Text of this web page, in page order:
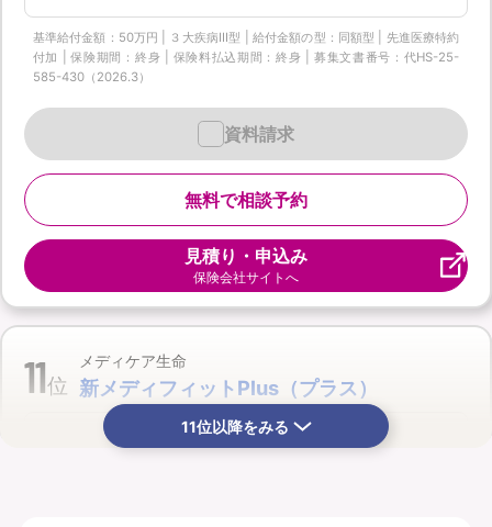
基準給付金額：50万円 | ３大疾病Ⅲ型 | 給付金額の型：同額型 | 先進医療特約
付加 | 保険期間：終身 | 保険料払込期間：終身 | 募集文書番号：代HS-25-
585-430（2026.3）
無料で相談予約
資料請求
見積り・申込み
保険会社サイトへ
11位
メディケア生命
新メディフィットPlus（プラス）
11位以降をみる